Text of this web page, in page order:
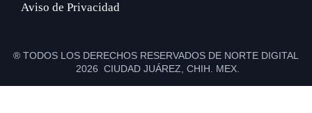
Aviso de Privacidad
® TODOS LOS DERECHOS RESERVADOS DE NORTE DIGITAL
2026 CIUDAD JUÁREZ, CHIH. MEX.